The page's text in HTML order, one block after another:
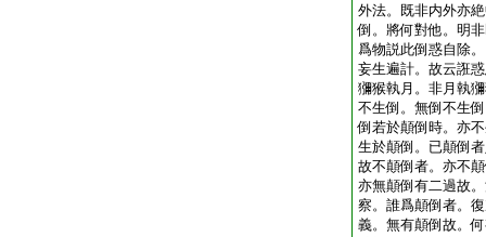
外法。既非内外亦
倒。將何對他。明
爲物説此倒惑自除
妄生遍計。故云誑
獼猴執月。非月執
不生倒。無倒不生
倒若於顛倒時。亦
生於顛倒。已顛倒
故不顛倒者。亦不
亦無顛倒有二過故
察。誰爲顛倒者。
義。無有顛倒故。